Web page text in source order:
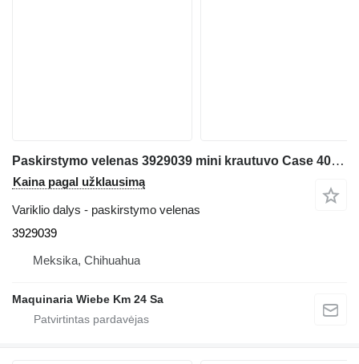
Paskirstymo velenas 3929039 mini krautuvo Case 40XT
Kaina pagal užklausimą
Variklio dalys - paskirstymo velenas
3929039
Meksika, Chihuahua
Maquinaria Wiebe Km 24 Sa